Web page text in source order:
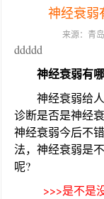
神经衰弱
来源：青
ddddd
神经衰弱有
神经衰弱给人
诊断是否是神经
神经衰弱今后不
法，神经衰弱是
呢?
>>>是不是